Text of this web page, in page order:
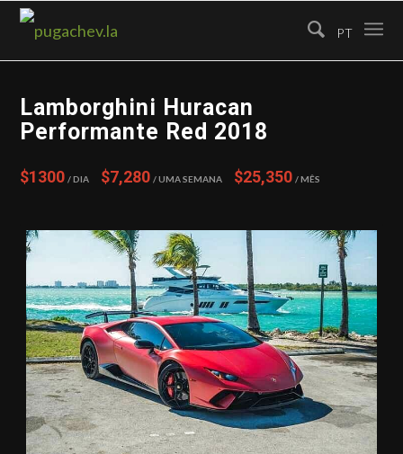
Lamborghini Huracan
Performante Red 2018
$1300 / Dia $7,280 / Uma semana $25,350 / Mês
PT